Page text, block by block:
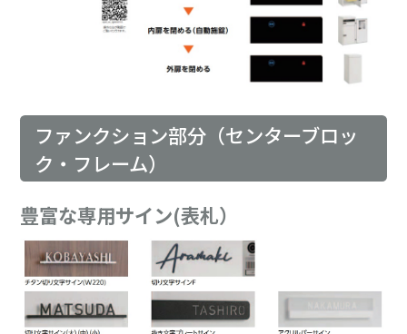
ファンクション部分（センターブロッ
ク・フレーム）
豊富な専用サイン(表札）